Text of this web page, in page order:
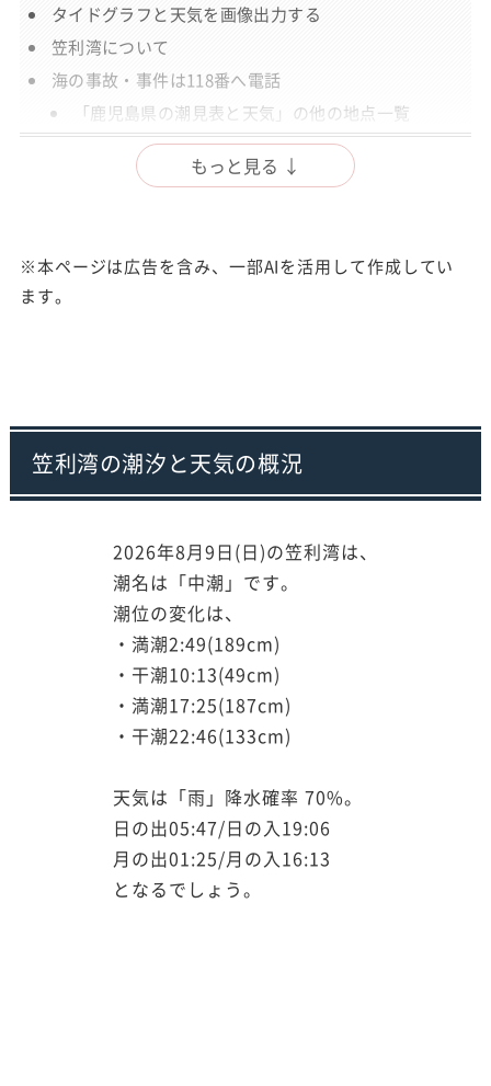
タイドグラフと天気を画像出力する
笠利湾について
海の事故・事件は118番へ電話
「鹿児島県の潮見表と天気」の他の地点一覧
もっと見る ↓
※本ページは広告を含み、一部AIを活用して作成してい
ます。
笠利湾の潮汐と天気の概況
2026年8月9日(日)の笠利湾は、
潮名は「中潮」です。
潮位の変化は、
・満潮2:49(189cm)
・干潮10:13(49cm)
・満潮17:25(187cm)
・干潮22:46(133cm)
天気は「雨」降水確率 70%。
日の出05:47/日の入19:06
月の出01:25/月の入16:13
となるでしょう。